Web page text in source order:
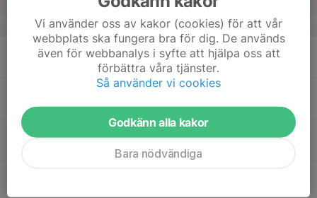
v.8
18
3 Arena | Hammarby Fotboll - Sporting CP
Vi använder oss av kakor (cookies) för att vår
webbplats ska fungera bra för dig. De används
även för webbanalys i syfte att hjälpa oss att
förbättra våra tjänster.
Så använder vi cookies
Godkänn alla kakor
Bara nödvändiga